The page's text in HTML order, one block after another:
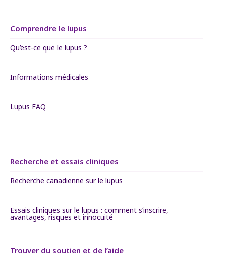
Comprendre le lupus
Qu’est-ce que le lupus ?
Informations médicales
Lupus FAQ
Recherche et essais cliniques
Recherche canadienne sur le lupus
Essais cliniques sur le lupus : comment s’inscrire,
avantages, risques et innocuité
Trouver du soutien et de l’aide